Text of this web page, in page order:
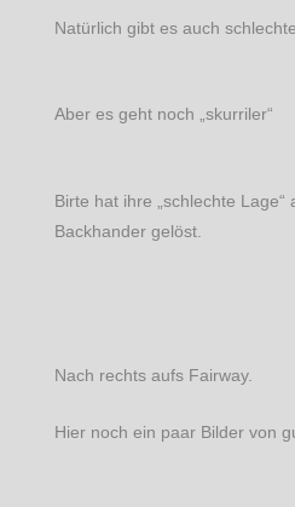
Natürlich gibt es auch
Aber es geht noch „skurriler“
Birte hat ihre „schlechte
Backhander gelöst.
Nach rechts aufs Fairway.
Hier noch ein paar Bilder von